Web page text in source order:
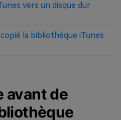
vers un disque dur
la bibliothèque iTunes
avant de